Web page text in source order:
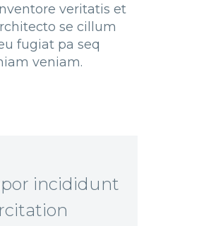
veritatis et
se cillum
fugiat pa seq
veniam.
incididunt